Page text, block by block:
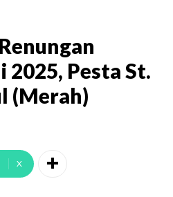
2025, Pesta St.
(Merah)
X